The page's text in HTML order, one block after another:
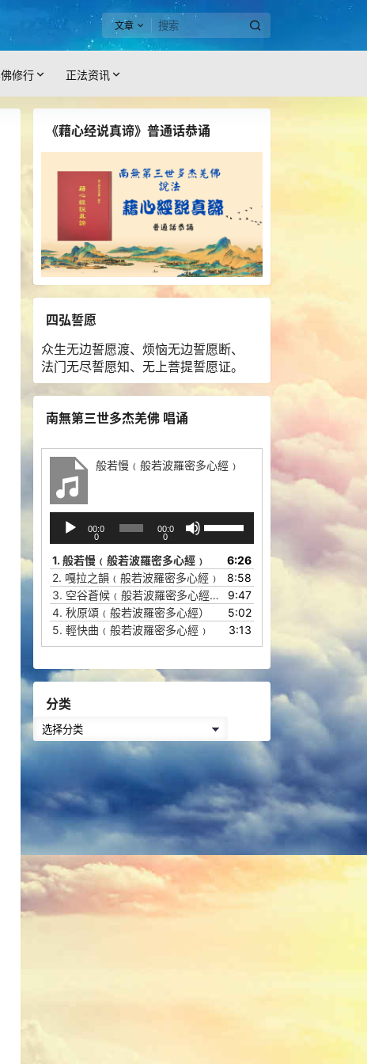
文章
修行 正法资讯
《藉心经说真谛》普通话恭诵
四弘誓愿
众生无边誓愿渡、烦恼无边誓愿断、
法门无尽誓愿知、无上菩提誓愿证。
南無第三世多杰羌佛 唱诵
般若慢﹙般若波羅密多心經﹚
播
放
器
00:0
0
00:0
0
/
下
箭
头
键
增
高
1. 般若慢﹙般若波羅密多心經﹚
6:26
2. 嘎拉之韻﹙般若波羅密多心經﹚
8:58
3. 空谷蒼候﹙般若波羅密多心經﹚
9:47
4. 秋原頌﹙般若波羅密多心經）
5:02
5. 輕快曲﹙般若波羅密多心經﹚ 3:13
分类
分
类